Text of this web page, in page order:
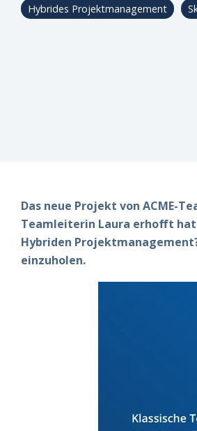
Hybrides Projektmanagement
Das neue Projekt von ACME-
Teamleiterin Laura erhofft
Hybriden
einzuholen.